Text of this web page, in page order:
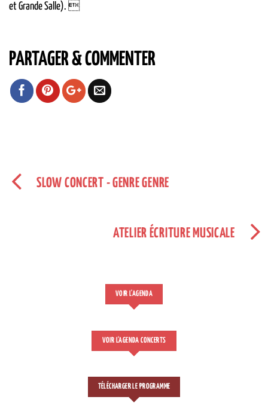
et Grande Salle). 
PARTAGER & COMMENTER
SLOW CONCERT - GENRE GENRE
ATELIER ÉCRITURE MUSICALE
VOIR L'AGENDA
VOIR L'AGENDA CONCERTS
TÉLÉCHARGER LE PROGRAMME